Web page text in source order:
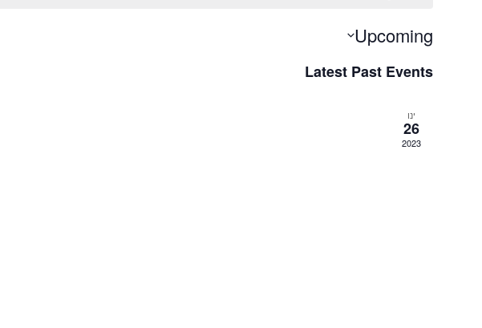
Upcoming
date.
Latest Past Events
ינו
26
2023